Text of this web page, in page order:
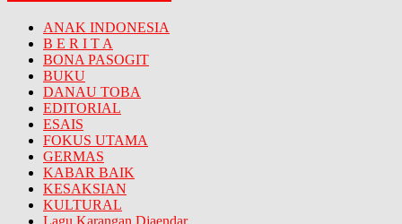
ANAK INDONESIA
B E R I T A
BONA PASOGIT
BUKU
DANAU TOBA
EDITORIAL
ESAIS
FOKUS UTAMA
GERMAS
KABAR BAIK
KESAKSIAN
KULTURAL
Lagu Karangan Djaendar